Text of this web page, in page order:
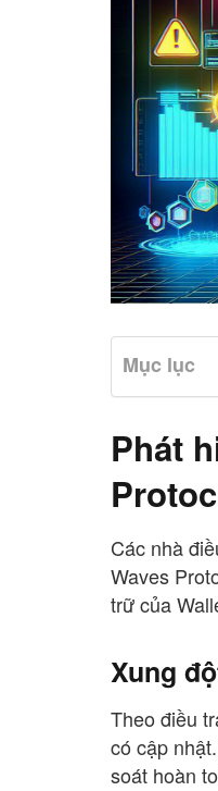
Mục lục
Phát
Các nhà
Waves
trữ của
Xung
Theo điều
có cập
soát hoàn